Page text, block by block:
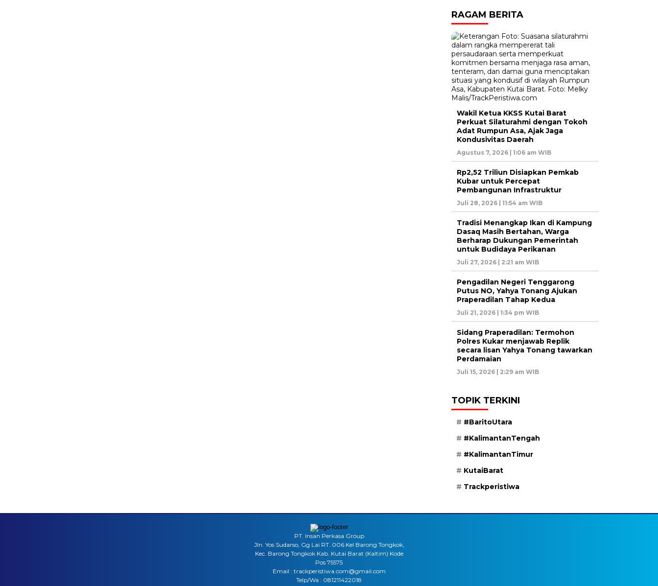
RAGAM BERITA
Wakil Ketua KKSS Kutai Barat
Perkuat Silaturahmi dengan Tokoh
Adat Rumpun Asa, Ajak Jaga
Kondusivitas Daerah
Agustus 7, 2026 | 1:06 am WIB
Rp2,52 Triliun Disiapkan Pemkab
Kubar untuk Percepat
Pembangunan Infrastruktur
Juli 28, 2026 | 11:54 am WIB
Tradisi Menangkap Ikan di Kampung
Dasaq Masih Bertahan, Warga
Berharap Dukungan Pemerintah
untuk Budidaya Perikanan
Juli 27, 2026 | 2:21 am WIB
Pengadilan Negeri Tenggarong
Putus NO, Yahya Tonang Ajukan
Praperadilan Tahap Kedua
Juli 21, 2026 | 1:34 pm WIB
Sidang Praperadilan: Termohon
Polres Kukar menjawab Replik
secara lisan Yahya Tonang tawarkan
Perdamaian
Juli 15, 2026 | 2:29 am WIB
TOPIK TERKINI
#BaritoUtara
#KalimantanTengah
#KalimantanTimur
KutaiBarat
Trackperistiwa
PT. Insan Perkasa Group
Jln. Yos Sudarso, Gg Lai RT. 006 Kel Barong Tongkok,
Kec. Barong Tongkok Kab. Kutai Barat (Kaltim) Kode
Pos 75575
Email : trackperistiwa.com@gmail.com
Telp/Wa : 081211422018